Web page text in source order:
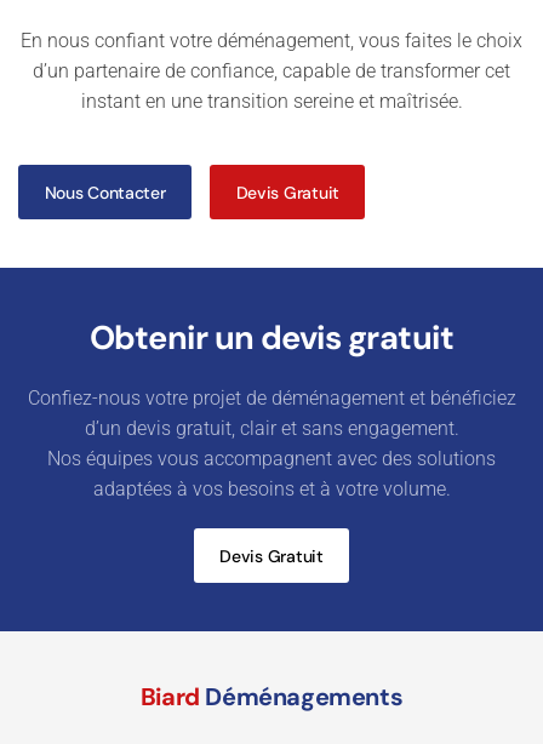
En nous confiant votre déménagement, vous faites le choix
d’un partenaire de confiance, capable de transformer cet
instant en une transition sereine et maîtrisée.
Nous Contacter Devis Gratuit
Obtenir un devis gratuit
Confiez-nous votre projet de déménagement et bénéficiez
d’un devis gratuit, clair et sans engagement.
Nos équipes vous accompagnent avec des solutions
adaptées à vos besoins et à votre volume.
Devis Gratuit
Biard Déménagements